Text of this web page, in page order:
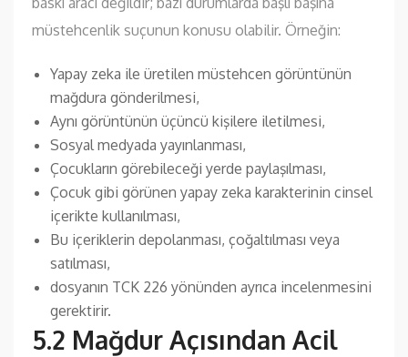
müstehcenlik suçunun konusu olabilir. Örneğin:
Yapay zeka ile üretilen müstehcen görüntünün
mağdura gönderilmesi,
Aynı görüntünün üçüncü kişilere iletilmesi,
Sosyal medyada yayınlanması,
Çocukların görebileceği yerde paylaşılması,
Çocuk gibi görünen yapay zeka karakterinin cinsel
içerikte kullanılması,
Bu içeriklerin depolanması, çoğaltılması veya
satılması,
dosyanın TCK 226 yönünden ayrıca incelenmesini
gerektirir.
5.2 Mağdur Açısından Acil